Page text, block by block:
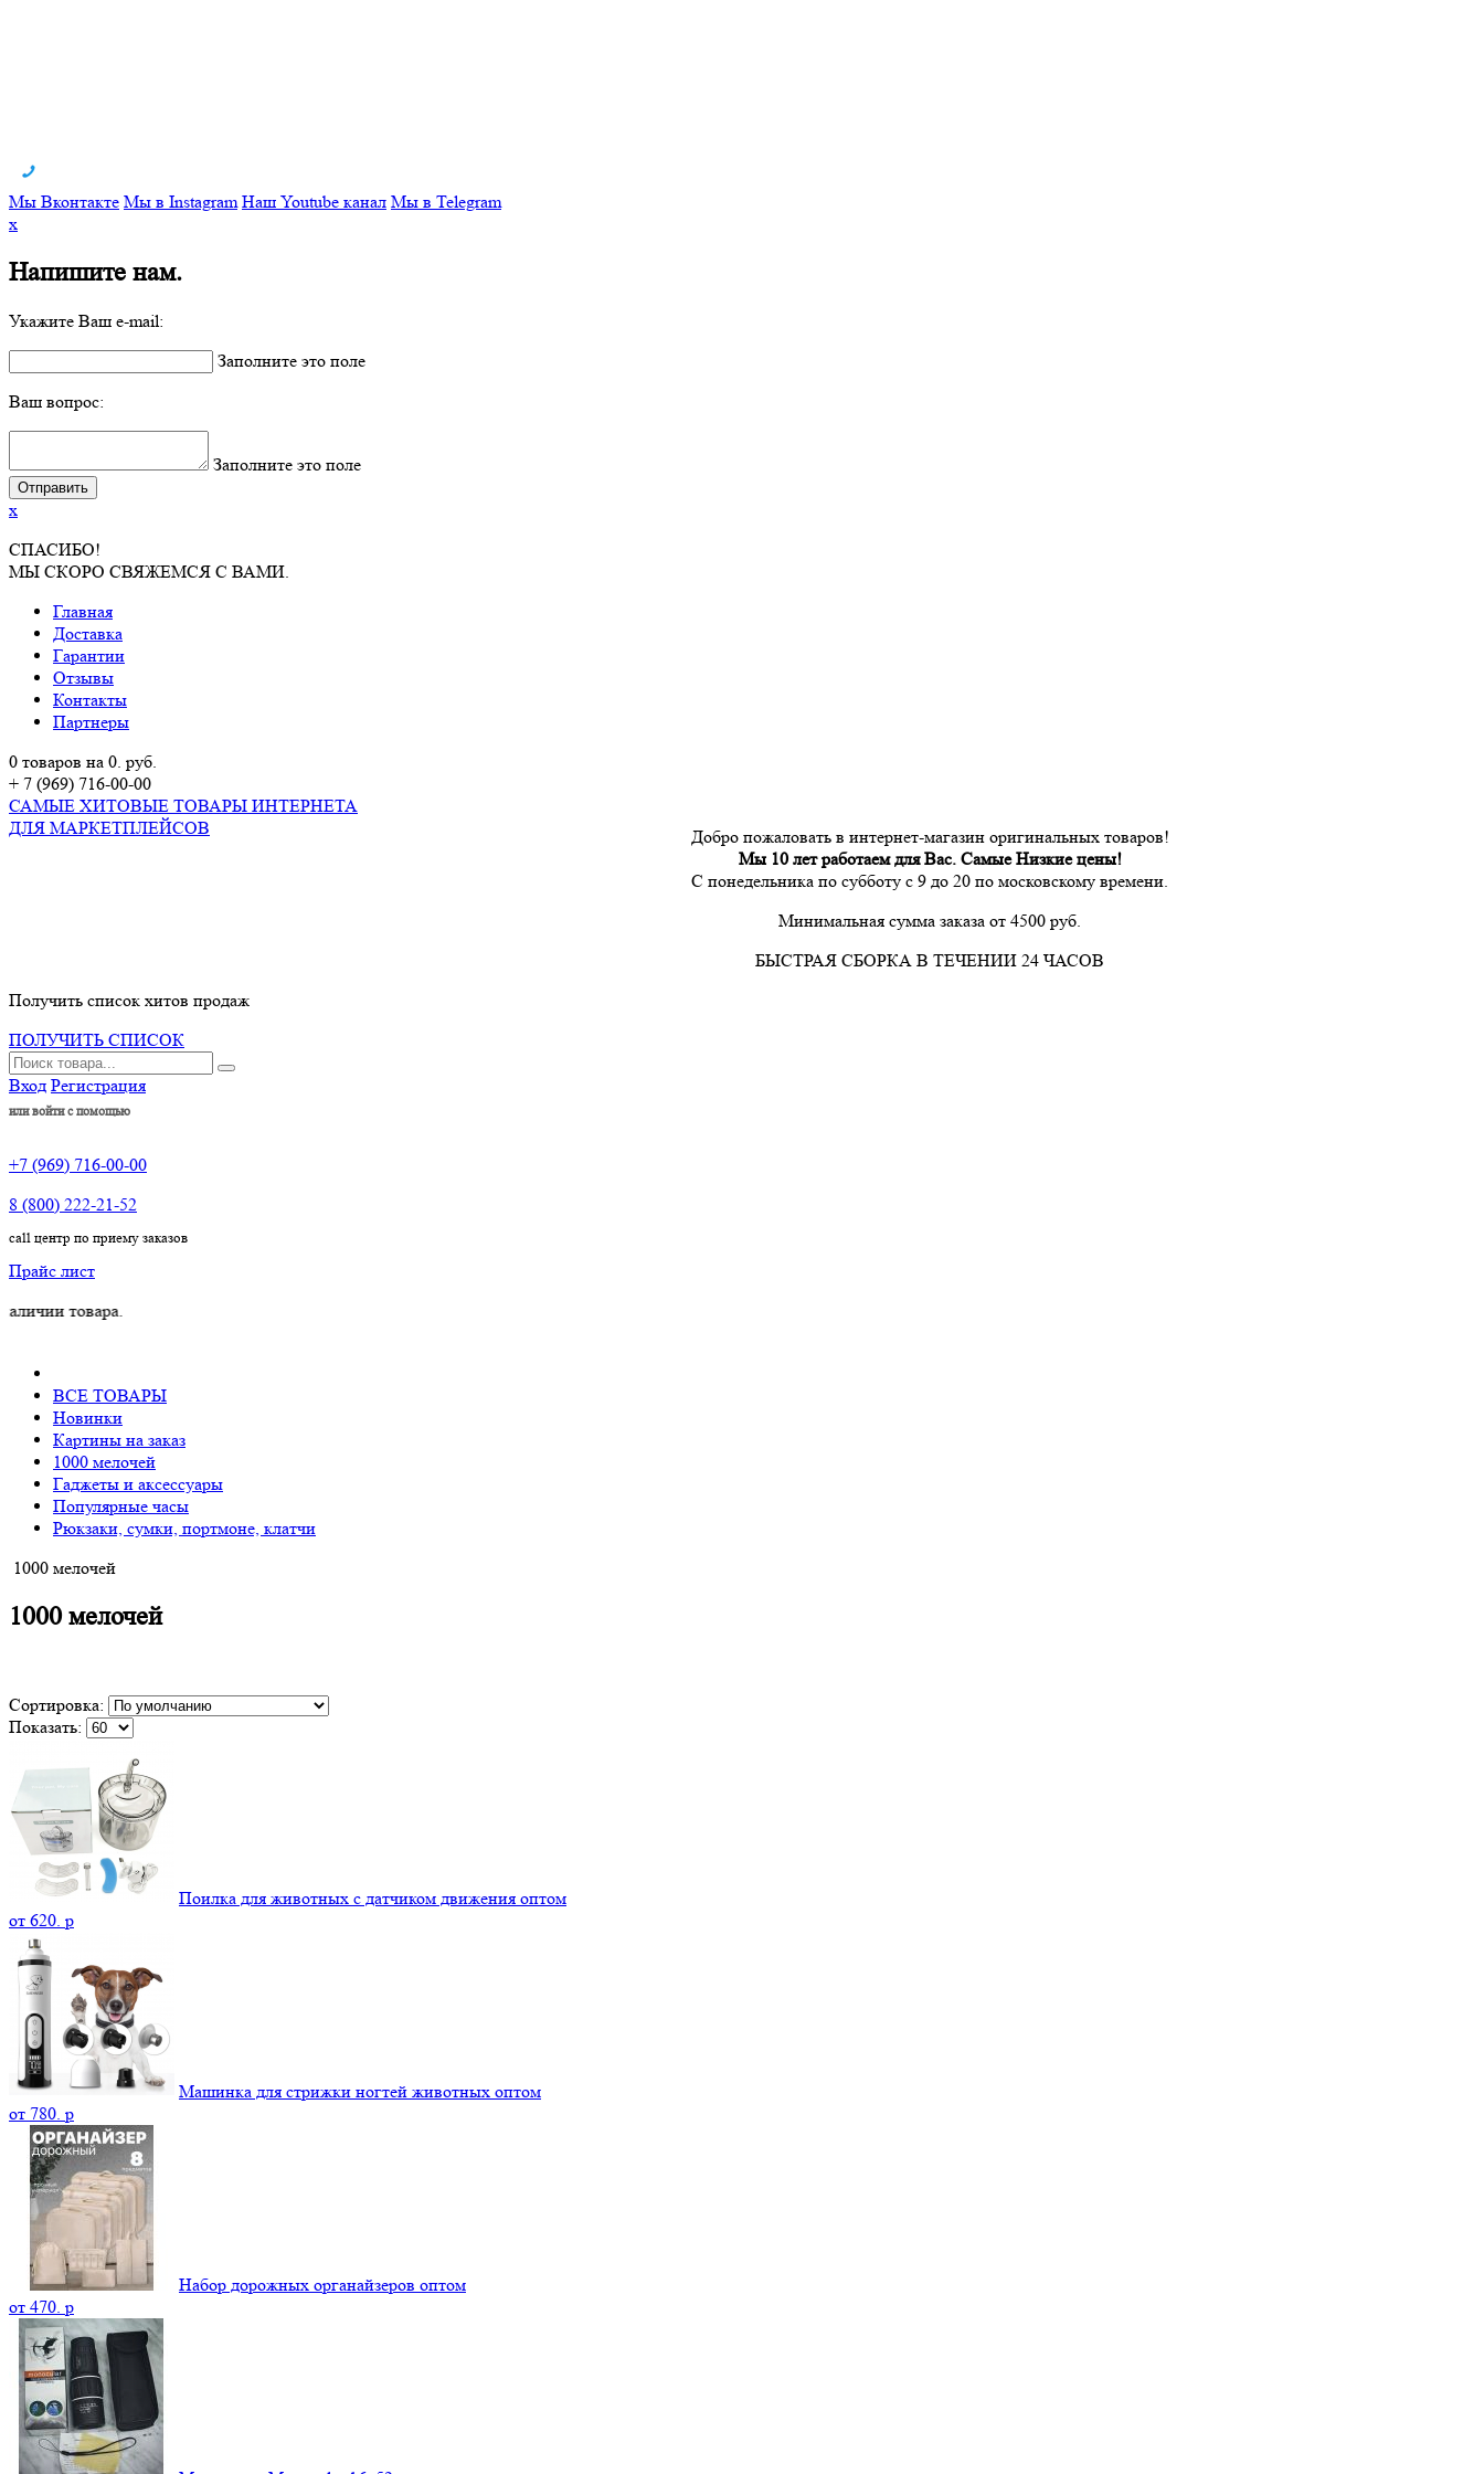
Мы Вконтакте Мы в Instagram Наш Youtube канал Мы в Telegram
x
Напишите нам.
Укажите Ваш e-mail:
Заполните это поле
Ваш вопрос:
Заполните это поле
x
СПАСИБО!
МЫ СКОРО СВЯЖЕМСЯ С ВАМИ.
Главная
Доставка
Гарантии
Отзывы
Контакты
Партнеры
0 товаров на 0. руб.
+ 7 (969) 716-00-00
САМЫЕ ХИТОВЫЕ ТОВАРЫ ИНТЕРНЕТА
ДЛЯ МАРКЕТПЛЕЙСОВ
Добро пожаловать в интернет-магазин оригинальных товаров!
Мы 10 лет работаем для Вас. Самые Низкие цены!
С понедельника по субботу с 9 до 20 по московскому времени.
Минимальная сумма заказа от 4500 руб.
БЫСТРАЯ СБОРКА В ТЕЧЕНИИ 24 ЧАСОВ
Получить список хитов продаж
ПОЛУЧИТЬ СПИСОК
Вход Регистрация
или войти с помощью
+7 (969) 716-00-00
8 (800) 222-21-52
call центр по приему заказов
Прайс лист
ВСЕ ТОВАРЫ
Новинки
Картины на заказ
1000 мелочей
Гаджеты и аксессуары
Популярные часы
Рюкзаки, сумки, портмоне, клатчи
1000 мелочей
1000 мелочей
Сортировка:
Показать:
Поилка для животных с датчиком движения оптом
от 620. p
Машинка для стрижки ногтей животных оптом
от 780. p
Набор дорожных органайзеров оптом
от 470. p